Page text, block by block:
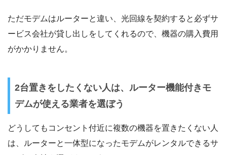
ただモデムはルーターと違い、光回線を契約すると必ずサ
ービス会社が貸し出しをしてくれるので、機器の購入費用
がかかりません。
2台置きをしたくない人は、ルーター機能付きモ
デムが使える業者を選ぼう
どうしてもコンセント付近に複数の機器を置きたくない人
は、ルーターと一体型になったモデムがレンタルできるサ